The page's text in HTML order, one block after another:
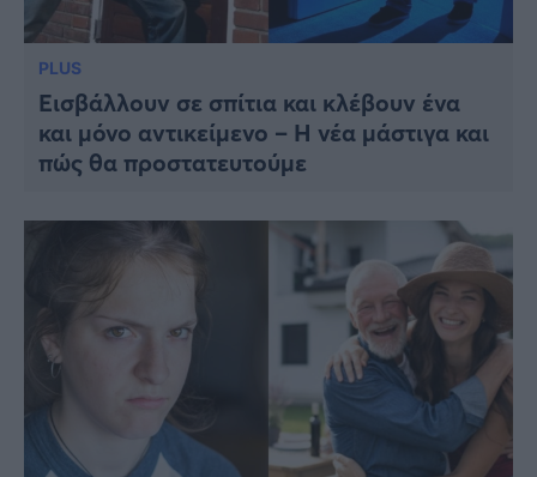
PLUS
Εισβάλλουν σε σπίτια και κλέβουν ένα
και μόνο αντικείμενο – Η νέα μάστιγα και
πώς θα προστατευτούμε